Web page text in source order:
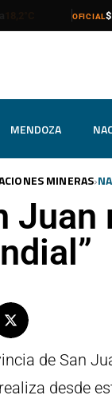
OFICIAL
compra
venta
MENDOZA
MINERAS›
Juan
de San
desde